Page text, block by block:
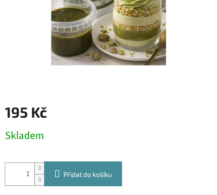
195 Kč
cena:
Skladem
Přidat do košíku